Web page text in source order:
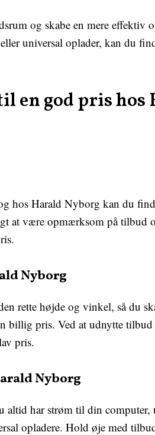
og skabe en mere effektiv
universal oplader, kan du
en god pris hos
hos Harald Nyborg kan du
at være opmærksom på tilbud
Nyborg
rette højde og vinkel, så du
billig pris. Ved at udnytte tilbud
pris.
Nyborg
har strøm til din computer,
opladere. Hold øje med